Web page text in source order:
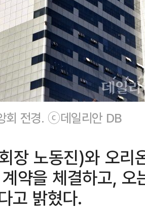
회 전경. ⓒ데일리안 DB
장 노동진)와 오리
약을 체결하고,
고 밝혔다.